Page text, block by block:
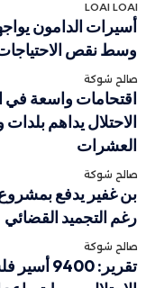
LOAI LOAI
أسيرات الدامون
وسط نقص
صالح شوكة
اقتحامات واسعة
الاحتلال يداهم
العشرات
صالح شوكة
بن غفير يدفع
رغم التجميد القضائي
صالح شوكة
تقرير: